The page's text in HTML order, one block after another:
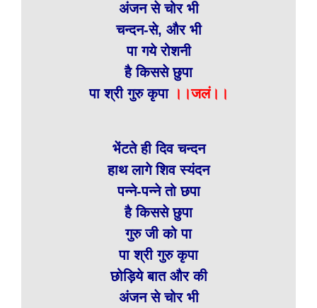
अंजन से चोर भी
चन्दन-से, और भी
पा गये रोशनी
है किससे छुपा
पा श्री गुरु कृपा।।जलं।।
भेंटते ही दिव चन्दन
हाथ लागे शिव स्यंदन
पन्ने-पन्ने तो छपा
है किससे छुपा
गुरु जी को पा
पा श्री गुरु कृपा
छोड़िये बात और की
अंजन से चोर भी